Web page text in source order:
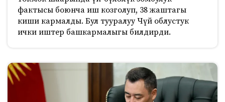
фактысы боюнча иш козголуп, 38 жаштагы
киши кармалды. Бул тууралуу Чүй облустук
ички иштер башкармалыгы билдирди.